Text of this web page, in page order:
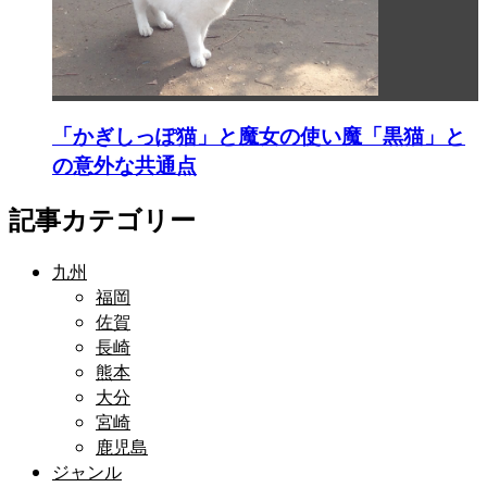
「かぎしっぽ猫」と魔女の使い魔「黒猫」と
の意外な共通点
記事カテゴリー
九州
福岡
佐賀
長崎
熊本
大分
宮崎
鹿児島
ジャンル